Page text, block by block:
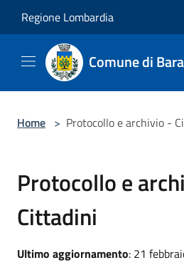
Regione Lombardia
Comune di
Home > Protocollo e archivio -
Protocollo e
Cittadini
Ultimo aggiornamento: 21